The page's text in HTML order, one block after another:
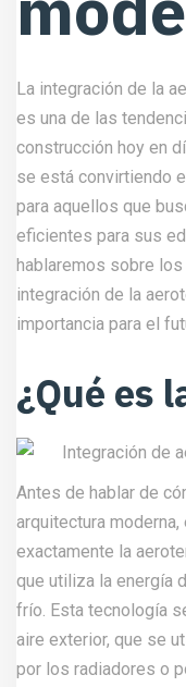
La integración de la
es una de las
construcción hoy en
se está convirtiendo
para aquellos que
eficientes para sus
hablaremos sobre
integración de la
importancia para el
¿Qué es
Antes de hablar de
arquitectura
exactamente la
que utiliza la energía
frío. Esta tecnología
aire exterior, que se
por los radiadores o